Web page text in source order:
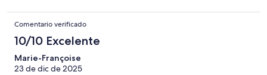
Comentario verificado
10/10 Excelente
Marie-Françoise
23 de dic de 2025